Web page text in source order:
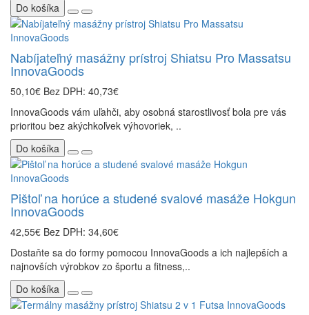
Do košíka
Nabíjateľný masážny prístroj Shiatsu Pro Massatsu
InnovaGoods
50,10€ Bez DPH: 40,73€
InnovaGoods vám uľahči, aby osobná starostlivosť bola pre vás
prioritou bez akýchkoľvek výhovoriek, ..
Do košíka
Pištoľ na horúce a studené svalové masáže Hokgun
InnovaGoods
42,55€ Bez DPH: 34,60€
Dostaňte sa do formy pomocou InnovaGoods a ich najlepších a
najnovších výrobkov zo športu a fitness,..
Do košíka